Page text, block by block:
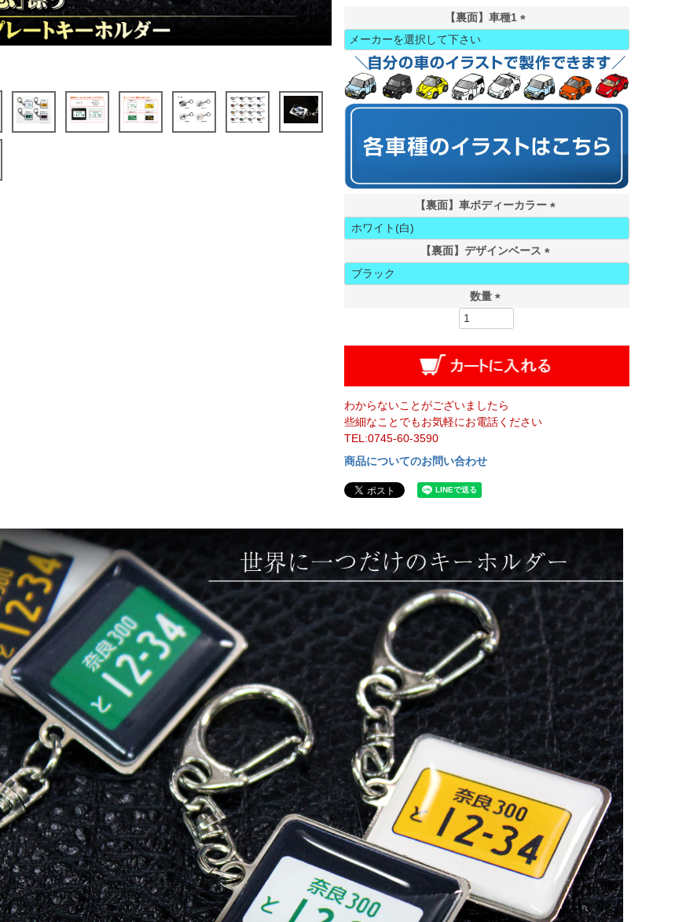
【裏面】車種1
必
須
)
【裏面】車ボディーカラー
必
【裏面】デザインベース
必
数量
わからないことがございましたら
些細なことでもお気軽にお電話ください
TEL:0745-60-3590
商品についてのお問い合わせ